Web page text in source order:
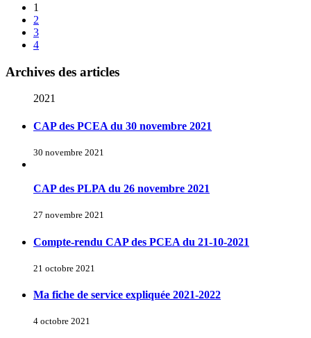
1
2
3
4
Archives des articles
2021
CAP des PCEA du 30 novembre 2021
30 novembre 2021
CAP des PLPA du 26 novembre 2021
27 novembre 2021
Compte-rendu CAP des PCEA du 21-10-2021
21 octobre 2021
Ma fiche de service expliquée 2021-2022
4 octobre 2021